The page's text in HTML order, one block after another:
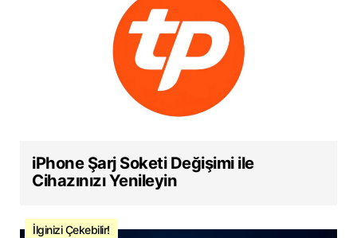
iPhone Şarj Soketi Değişimi ile
Cihazınızı Yenileyin
İlginizi Çekebilir!